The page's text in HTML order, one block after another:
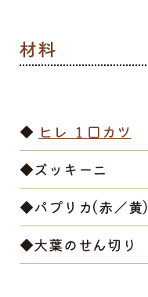
◆ ヒレ １口カツ
◆ズッキーニ
◆パプリカ(赤／黄)
◆大葉のせん切り